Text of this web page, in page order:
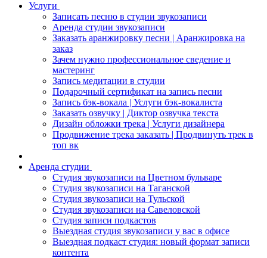
Услуги
Записать песню в студии звукозаписи
Аренда студии звукозаписи
Заказать аранжировку песни | Аранжировка на
заказ
Зачем нужно профессиональное сведение и
мастеринг
Запись медитации в студии
Подарочный сертификат на запись песни
Запись бэк-вокала | Услуги бэк-вокалиста
Заказать озвучку | Диктор озвучка текста
Дизайн обложки трека | Услуги дизайнера
Продвижение трека заказать | Продвинуть трек в
топ вк
Аренда студии
Студия звукозаписи на Цветном бульваре
Студия звукозаписи на Таганской
Студия звукозаписи на Тульской
Студия звукозаписи на Савеловской
Студия записи подкастов
Выездная студия звукозаписи у вас в офисе
Выездная подкаст студия: новый формат записи
контента